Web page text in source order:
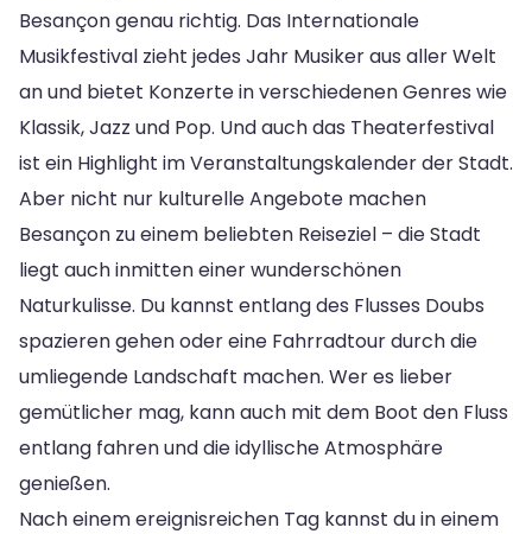
Besançon genau richtig. Das Internationale
Musikfestival zieht jedes Jahr Musiker aus aller Welt
an und bietet Konzerte in verschiedenen Genres wie
Klassik, Jazz und Pop. Und auch das Theaterfestival
ist ein Highlight im Veranstaltungskalender der Stadt.
Aber nicht nur kulturelle Angebote machen
Besançon zu einem beliebten Reiseziel – die Stadt
liegt auch inmitten einer wunderschönen
Naturkulisse. Du kannst entlang des Flusses Doubs
spazieren gehen oder eine Fahrradtour durch die
umliegende Landschaft machen. Wer es lieber
gemütlicher mag, kann auch mit dem Boot den Fluss
entlang fahren und die idyllische Atmosphäre
genießen.
Nach einem ereignisreichen Tag kannst du in einem